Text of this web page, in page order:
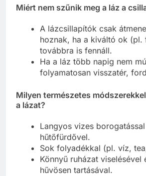
Miért nem szűnik meg a láz a
A lázcsillapítók csak
hoznak, ha a kiváltó ok (pl.
továbbra is fennáll.
Ha a láz több napig nem
folyamatosan visszatér,
Milyen természetes
a lázat?
Langyos vizes
hűtőfürdővel.
Sok folyadékkal (pl. víz,
Könnyű ruházat viselésével
hűvösen tartásával.